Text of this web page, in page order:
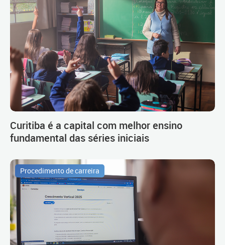
Curitiba é a capital com melhor ensino
fundamental das séries iniciais
Procedimento de carreira